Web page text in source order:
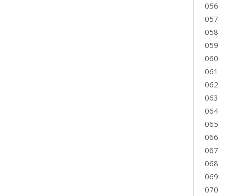
056
057
058
059
060
061
062
063
064
065
066
067
068
069
070